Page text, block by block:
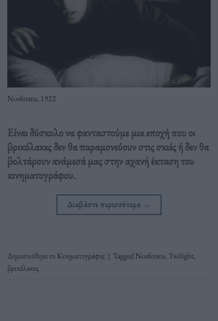
Nosferatu, 1922
Είναι δύσκολο να φανταστούμε μια εποχή που οι
βρικόλακες δεν θα παραμονεύουν στις σκιές ή δεν θα
βολτάρουν ανάμεσά μας στην αχανή έκταση του
κινηματογράφου.
Διαβάστε περισσότερα →
Δημοσιεύθηκε σεΚινηματογράφος | TaggedNosferatu, Twilight,
βρικόλακες